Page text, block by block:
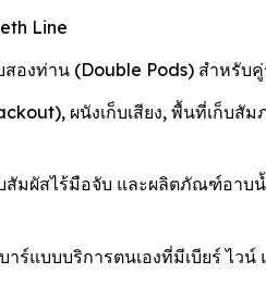
Line
งท่าน (Double Pods) สำหรับคู่
ผนังเก็บเสียง, พื้นที่เก็บสัม
สัมผัสไร้มือจับ และผลิตภัณฑ์อาบ
แบบบริการตนเองที่มีเบียร์ ไวน์